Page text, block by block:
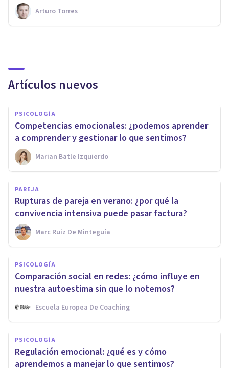
Arturo Torres
Artículos nuevos
PSICOLOGÍA
Competencias emocionales: ¿podemos aprender
a comprender y gestionar lo que sentimos?
Marian Batle Izquierdo
PAREJA
Rupturas de pareja en verano: ¿por qué la
convivencia intensiva puede pasar factura?
Marc Ruiz De Minteguía
PSICOLOGÍA
Comparación social en redes: ¿cómo influye en
nuestra autoestima sin que lo notemos?
Escuela Europea De Coaching
PSICOLOGÍA
Regulación emocional: ¿qué es y cómo
aprendemos a manejar lo que sentimos?